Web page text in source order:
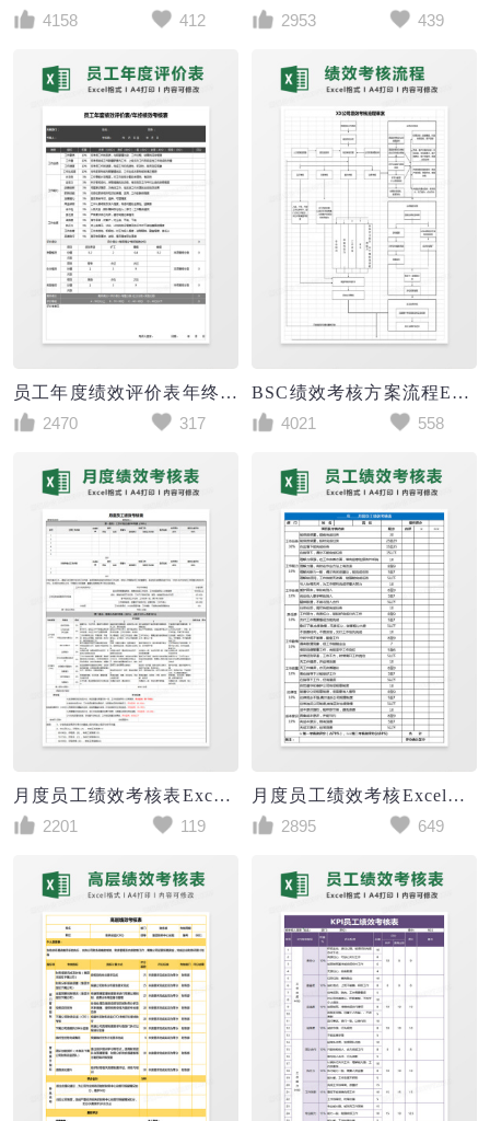
4158
412
2953
439
员工年度绩效评价表年终绩效考核Excel表格
2470
317
BSC绩效考核方案流程Excel模板
4021
558
月度员工绩效考核表Excel模板
2201
119
月度员工绩效考核Excel表格
2895
649